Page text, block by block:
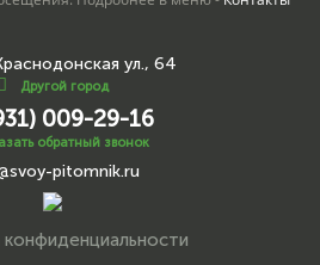
ул., 64
Другой город
009-29-16
обратный звонок
pitomnik.ru